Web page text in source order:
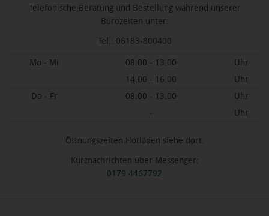
Telefonische Beratung und Bestellung während unserer
Bürozeiten unter:
Tel.: 06183-800400
Mo - Mi 08.00 - 13.00
Uhr
14.00 - 16.00
Uhr
Do - Fr
08.00 - 13.00
Uhr
-
Uhr
Öffnungszeiten Hofläden siehe dort.
Kurznachrichten über Messenger:
0179 4467792